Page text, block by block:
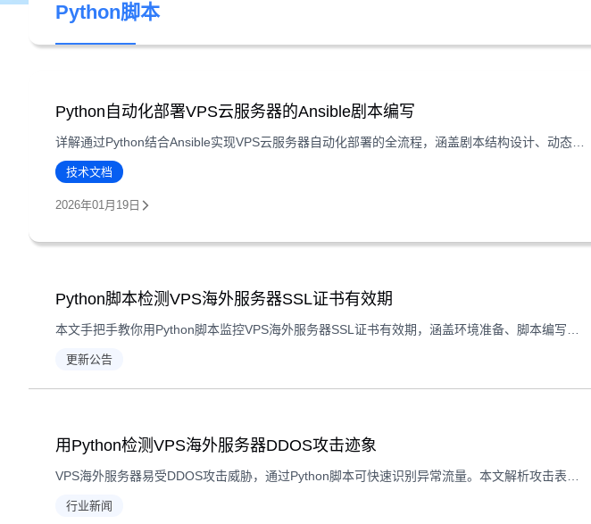
Python脚本
Python自动化部署VPS云服务器的Ansible剧本编写
技术文档
2026年01月19日
Python脚本检测VPS海外服务器SSL证书有效期
更新公告
用Python检测VPS海外服务器DDOS攻击迹象
行业新闻